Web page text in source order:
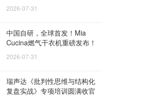
2026-07-31
中国自研，全球首发！Mia
Cucina燃气干衣机重磅发布！
2026-07-31
瑞声达《批判性思维与结构化
复盘实战》专项培训圆满收官